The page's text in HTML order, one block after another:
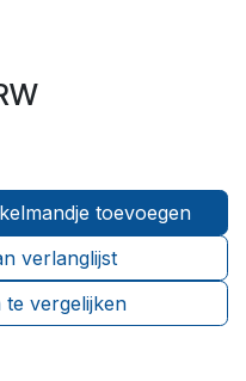
toevoegen
te vergelijken
verlanglijst